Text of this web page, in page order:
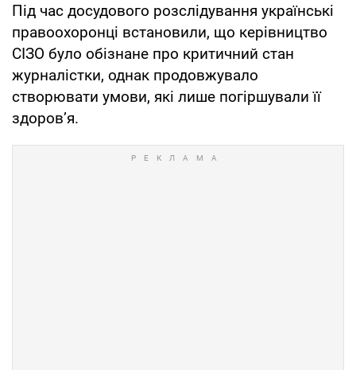
Під час досудового розслідування українські
правоохоронці встановили, що керівництво
СІЗО було обізнане про критичний стан
журналістки, однак продовжувало
створювати умови, які лише погіршували її
здоров’я.